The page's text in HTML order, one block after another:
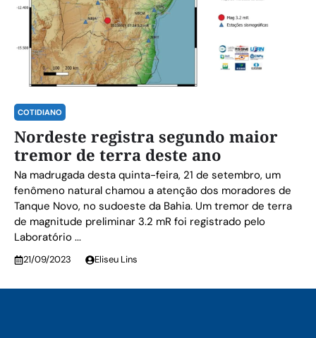
COTIDIANO
Nordeste registra segundo maior
tremor de terra deste ano
Na madrugada desta quinta-feira, 21 de setembro, um
fenômeno natural chamou a atenção dos moradores de
Tanque Novo, no sudoeste da Bahia. Um tremor de terra
de magnitude preliminar 3.2 mR foi registrado pelo
Laboratório ...
21/09/2023 Eliseu Lins